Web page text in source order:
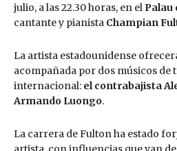
julio, a las 22.30 horas, en el Palau
cantante y pianista Champian
La artista estadounidense
acompañada por dos músicos de
internacional: el contrabajista
Armando Luongo.
La carrera de Fulton ha estado